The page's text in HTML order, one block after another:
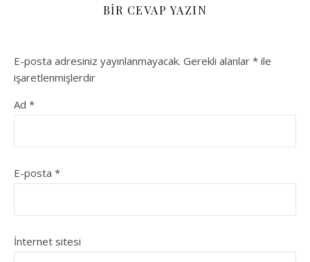
BIR CEVAP YAZIN
E-posta adresiniz yayınlanmayacak. Gerekli alanlar * ile
işaretlenmişlerdir
Ad *
E-posta *
İnternet sitesi